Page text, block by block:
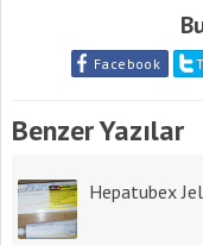
Facebook
Benzer Yazılar
Hepatubex